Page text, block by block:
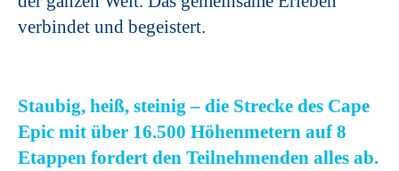
verbindet und begeistert.
Staubig, heiß, steinig – die Strecke des Cape
Epic mit über 16.500 Höhenmetern auf 8
Etappen fordert den Teilnehmenden alles ab.